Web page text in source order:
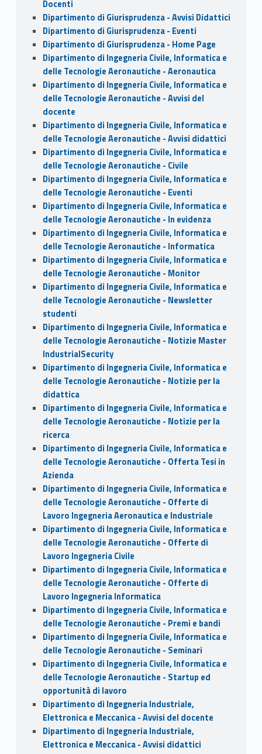
Docenti
Dipartimento di Giurisprudenza - Avvisi Didattici
Dipartimento di Giurisprudenza - Eventi
Dipartimento di Giurisprudenza - Home Page
Dipartimento di Ingegneria Civile, Informatica e
delle Tecnologie Aeronautiche - Aeronautica
Dipartimento di Ingegneria Civile, Informatica e
delle Tecnologie Aeronautiche - Avvisi del
docente
Dipartimento di Ingegneria Civile, Informatica e
delle Tecnologie Aeronautiche - Avvisi didattici
Dipartimento di Ingegneria Civile, Informatica e
delle Tecnologie Aeronautiche - Civile
Dipartimento di Ingegneria Civile, Informatica e
delle Tecnologie Aeronautiche - Eventi
Dipartimento di Ingegneria Civile, Informatica e
delle Tecnologie Aeronautiche - In evidenza
Dipartimento di Ingegneria Civile, Informatica e
delle Tecnologie Aeronautiche - Informatica
Dipartimento di Ingegneria Civile, Informatica e
delle Tecnologie Aeronautiche - Monitor
Dipartimento di Ingegneria Civile, Informatica e
delle Tecnologie Aeronautiche - Newsletter
studenti
Dipartimento di Ingegneria Civile, Informatica e
delle Tecnologie Aeronautiche - Notizie Master
IndustrialSecurity
Dipartimento di Ingegneria Civile, Informatica e
delle Tecnologie Aeronautiche - Notizie per la
didattica
Dipartimento di Ingegneria Civile, Informatica e
delle Tecnologie Aeronautiche - Notizie per la
ricerca
Dipartimento di Ingegneria Civile, Informatica e
delle Tecnologie Aeronautiche - Offerta Tesi in
Azienda
Dipartimento di Ingegneria Civile, Informatica e
delle Tecnologie Aeronautiche - Offerte di
Lavoro Ingegneria Aeronautica e Industriale
Dipartimento di Ingegneria Civile, Informatica e
delle Tecnologie Aeronautiche - Offerte di
Lavoro Ingegneria Civile
Dipartimento di Ingegneria Civile, Informatica e
delle Tecnologie Aeronautiche - Offerte di
Lavoro Ingegneria Informatica
Dipartimento di Ingegneria Civile, Informatica e
delle Tecnologie Aeronautiche - Premi e bandi
Dipartimento di Ingegneria Civile, Informatica e
delle Tecnologie Aeronautiche - Seminari
Dipartimento di Ingegneria Civile, Informatica e
delle Tecnologie Aeronautiche - Startup ed
opportunità di lavoro
Dipartimento di Ingegneria Industriale,
Elettronica e Meccanica - Avvisi del docente
Dipartimento di Ingegneria Industriale,
Elettronica e Meccanica - Avvisi didattici